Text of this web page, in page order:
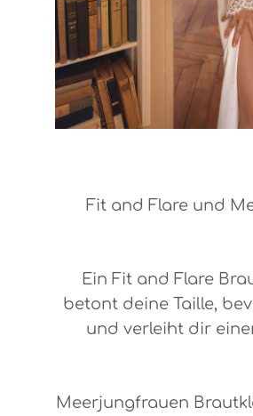
Fit and Flare und
Ein Fit and Flare
betont deine Taille,
und verleiht dir
Meerjungfrauen